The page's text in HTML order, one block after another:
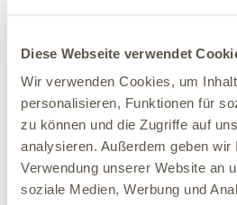
Diese Webseite verwendet
Wir verwenden Cookies, um
personalisieren, Funktionen für
zu können und die Zugriffe auf
analysieren. Außerdem geben
Verwendung unserer Website an
soziale Medien, Werbung und
anderem:
Appetitlosigkeit
Erbrechen
Durchfall
Gewichtsverlust
Fieber
Schmerzen im Vorderbauch